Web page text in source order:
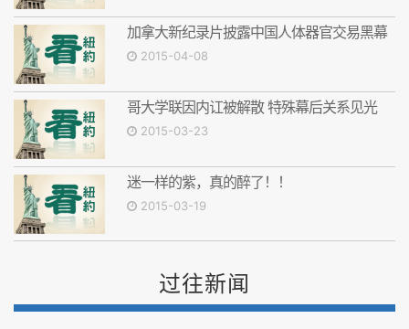
加拿大新纪录片披露中国人体器官交易黑幕
2015-04-08
哥大学联因内讧被解散 特殊幕后关系见光
2015-03-23
迷一样的紫，真的醉了！！
2015-03-19
过往新闻